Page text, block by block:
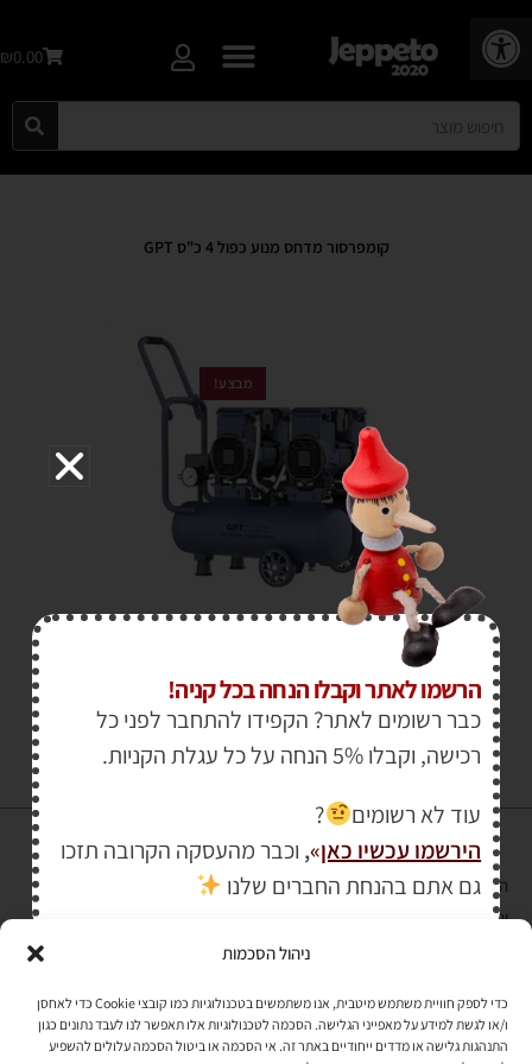
פתח סרגל נגישות
ניהול הסכמות
כדי לספק חוויית משתמש מיטבית, אנו משתמשים בטכנולוגיות כמו קובצי Cookie כדי לאחסן
ו/או לגשת למידע על מאפייני הגלישה. הסכמה לטכנולוגיות אלו תאפשר לנו לעבד נתונים כגון
התנהגות גלישה או מדדים ייחודיים באתר זה. אי הסכמה או ביטול הסכמה עלולים להשפיע
₪0.00
קומפרסור מדחס מנוע כפול 4 כ"ס GPT
מבצע!
והעומד בתקן אבטחה PCI DSS Level-1
לתקנון האתר»
הרשמו לאתר וקבלו הנחה בכל קניה!
כבר רשומים לאתר? הקפידו להתחבר לפני כל
רכישה, וקבלו 5% הנחה על כל עגלת הקניות.
עוד לא רשומים
?
הירשמו עכשיו כאן»
, וכבר מהעסקה הקרובה תזכו
גם אתם בהנחת החברים שלנו